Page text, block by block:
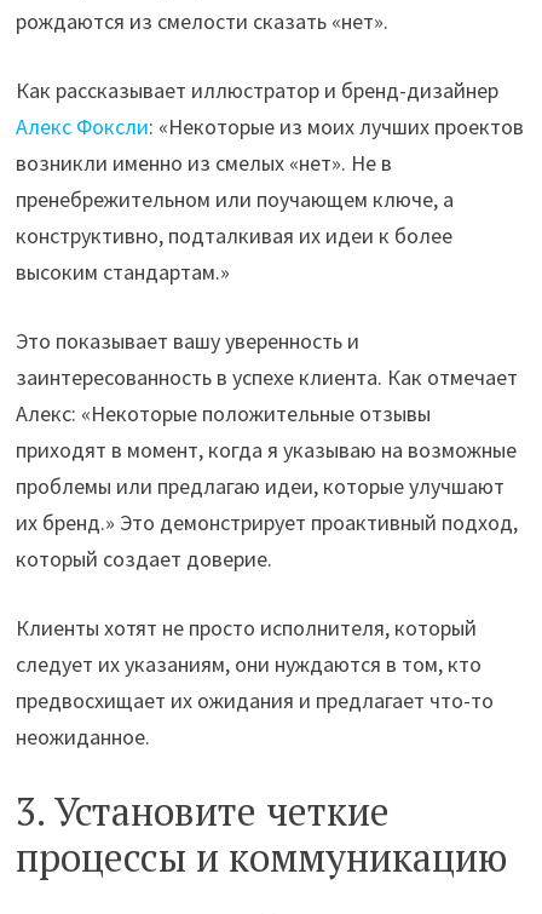
рождаются из смелости сказать «нет».
Как рассказывает иллюстратор и бренд-дизайнер
Алекс Фоксли: «Некоторые из моих лучших проектов
возникли именно из смелых «нет». Не в
пренебрежительном или поучающем ключе, а
конструктивно, подталкивая их идеи к более
высоким стандартам.»
Это показывает вашу уверенность и
заинтересованность в успехе клиента. Как отмечает
Алекс: «Некоторые положительные отзывы
приходят в момент, когда я указываю на возможные
проблемы или предлагаю идеи, которые улучшают
их бренд.» Это демонстрирует проактивный подход,
который создает доверие.
Клиенты хотят не просто исполнителя, который
следует их указаниям, они нуждаются в том, кто
предвосхищает их ожидания и предлагает что-то
неожиданное.
3. Установите четкие
процессы и коммуникацию